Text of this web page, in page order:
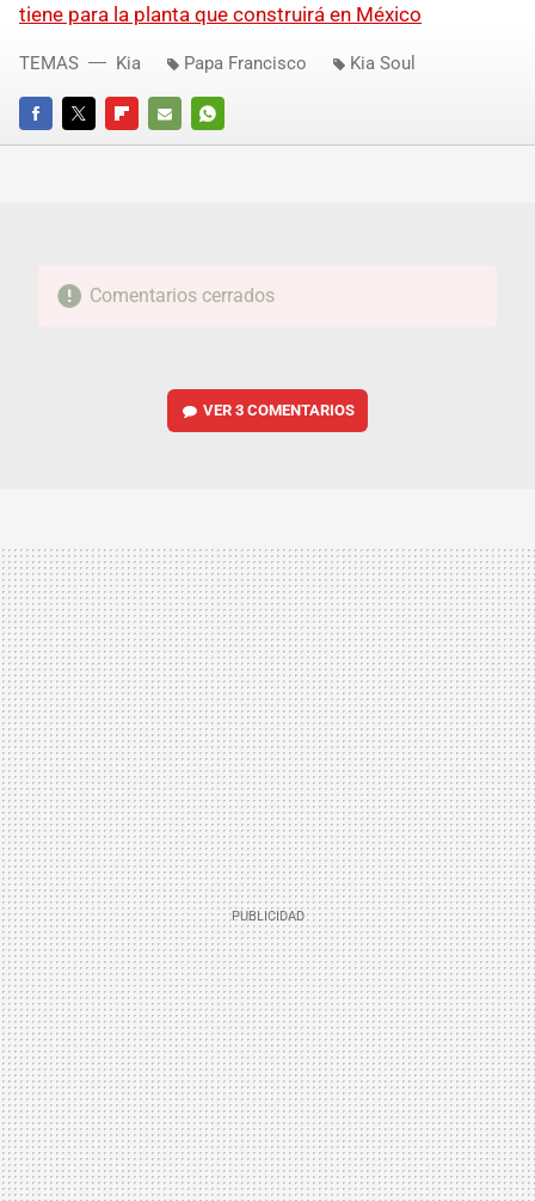
tiene para la planta que construirá en México
FACEBOOKTWITTERFLIPBOARD
E-
WHATSAPP
TEMAS Kia Papa Francisco Kia Soul
Comentarios cerrados
VER3 COMENTARIOS